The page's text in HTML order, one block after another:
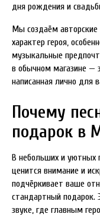
дня рождения и
Мы создаём
характер героя,
музыкальные
в обычном магазине —
написанная лично для
Почему
подарок в
В небольших и уютных
ценится внимание и
подчёркивает ваше
стандартный подарок.
звуке, где главным